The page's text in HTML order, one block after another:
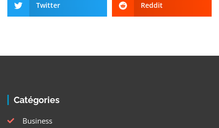
Twitter Reddit
Catégories
Business